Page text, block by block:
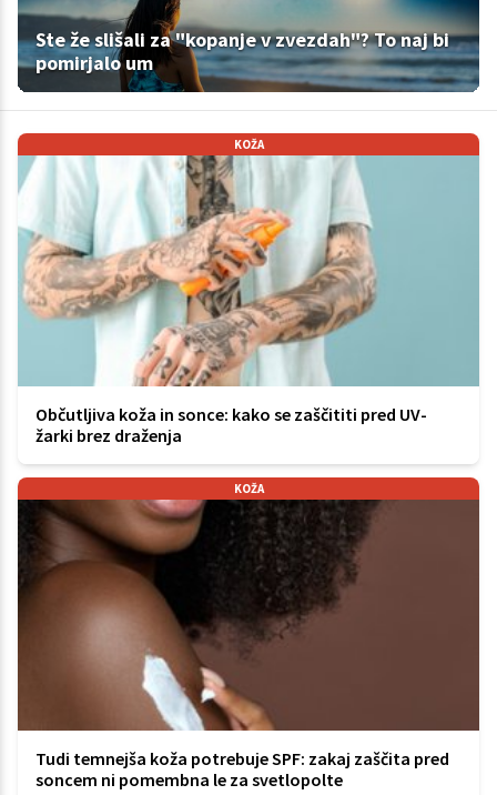
Ste že slišali za "kopanje v zvezdah"? To naj bi
pomirjalo um
KOŽA
Občutljiva koža in sonce: kako se zaščititi pred UV-
žarki brez draženja
KOŽA
Tudi temnejša koža potrebuje SPF: zakaj zaščita pred
soncem ni pomembna le za svetlopolte